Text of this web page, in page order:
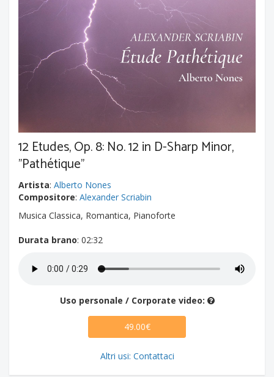
12 Etudes, Op. 8: No. 12 in D-Sharp Minor,
"Pathétique"
Artista: Alberto Nones
Compositore: Alexander Scriabin
Musica Classica, Romantica, Pianoforte
Durata brano: 02:32
Uso personale / Corporate video:
49.00€
Altri usi: Contattaci